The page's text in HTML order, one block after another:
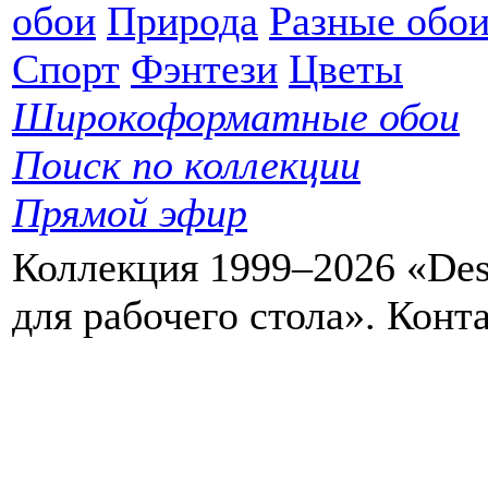
обои Природа Разные
Спорт Фэнтези Цветы
Широкоформатные обои
Поиск по коллекции
Прямой эфир
Коллекция 1999–2026
для рабочего стола».